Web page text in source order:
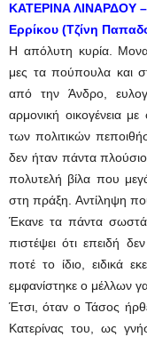
ΚΑΤΕΡΙΝΑ ΛΙΝΑΡΔΟΥ
Ερρίκου (Τζίνη
Η απόλυτη κυρία.
μες τα πούπουλα και
από την Άνδρο,
αρμονική οικογένεια
των πολιτικών
δεν ήταν πάντα
πολυτελή βίλα που
στη πράξη. Αντίληψη
Έκανε τα πάντα
πιστέψει ότι επειδή
ποτέ το ίδιο, ειδικά
εμφανίστηκε ο μέλλων
Έτσι, όταν ο Τάσος
Κατερίνας του, ως